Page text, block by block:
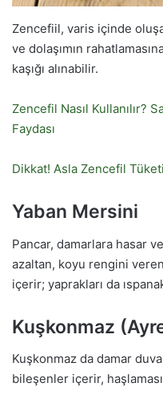
Zencefiil, varis içinde
ve dolaşımın
kaşığı alınabilir.
Zencefil Nasıl Kullanılır?
Faydası
Dikkat! Asla Zencefil
Yaban Mersini
Pancar, damarlara hasar
azaltan, koyu rengini
içerir; yaprakları da
Kuşkonmaz
Kuşkonmaz da damar
bileşenler içerir,